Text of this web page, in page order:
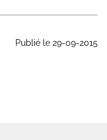
Publié le 29-09-2015